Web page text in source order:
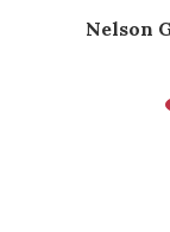
Nelson